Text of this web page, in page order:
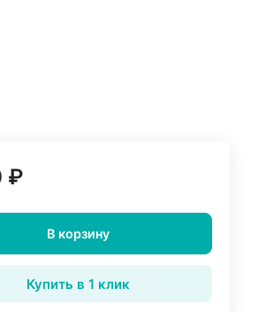
₽
В корзину
Купить в 1 клик